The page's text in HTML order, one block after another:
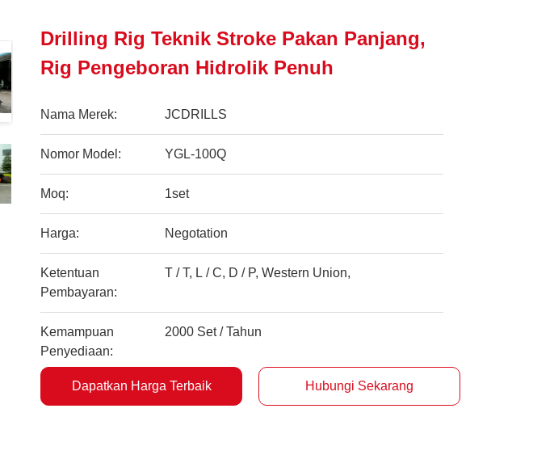
Drilling Rig Teknik Stroke Pakan Panjang,
Rig Pengeboran Hidrolik Penuh
Nama Merek: JCDRILLS
Nomor Model: YGL-100Q
Moq: 1set
Harga: Negotation
Ketentuan
Pembayaran:
T / T, L / C, D / P, Western Union,
Kemampuan
Penyediaan:
2000 Set / Tahun
Dapatkan Harga Terbaik Hubungi Sekarang